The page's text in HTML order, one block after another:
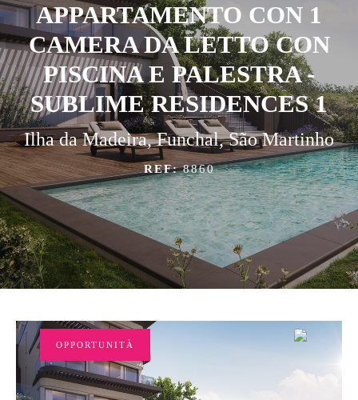
APPARTAMENTO CON 1
CAMERA DA LETTO CON
PISCINA E PALESTRA -
SUBLIME RESIDENCES 1
Ilha da Madeira, Funchal, São Martinho
REF:8860
OPPORTUNITÀ